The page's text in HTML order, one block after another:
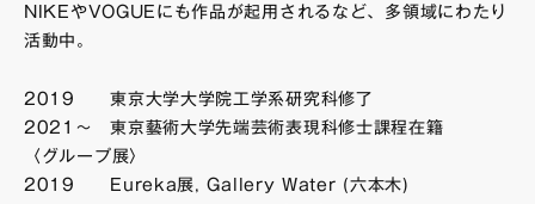
NIKEやVOGUEにも作品が起用されるなど、多領域にわたり
活動中。
2019 東京大学大学院工学系研究科修了
2021～ 東京藝術大学先端芸術表現科修士課程在籍
〈グループ展〉
2019 Eureka展, Gallery Water (六本木)